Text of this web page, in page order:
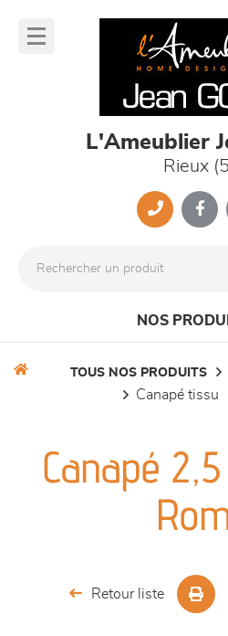
L'Ameublier
Rieux
NOS
séjours
meubles de complément
TOUS NOS PRODUITS
canapé tissu
Canapé
Retour liste